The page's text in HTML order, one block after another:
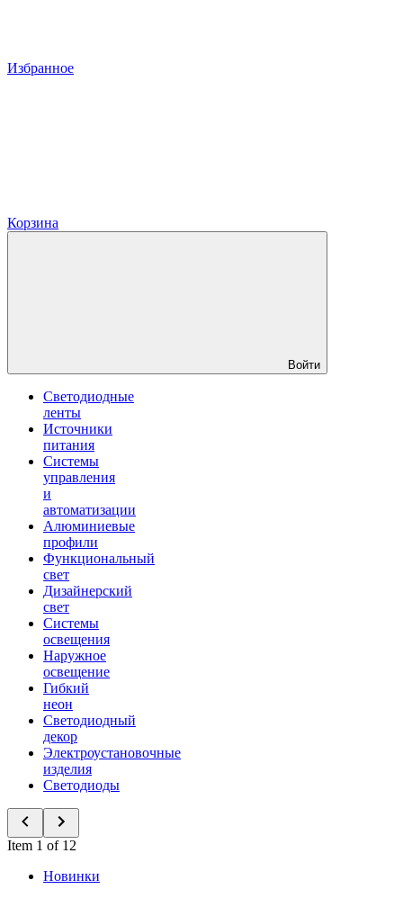
Избранное
Корзина
Войти
Светодиодные
ленты
Источники
питания
Системы
управления
и
автоматизации
Алюминиевые
профили
Функциональный
свет
Дизайнерский
свет
Системы
освещения
Наружное
освещение
Гибкий
неон
Светодиодный
декор
Электроустановочные
изделия
Светодиоды
Item 1 of 12
Новинки